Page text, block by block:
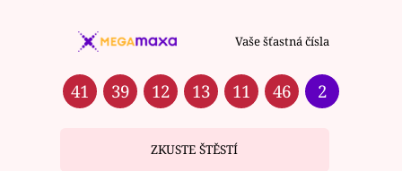
Vaše šťastná čísla
41 39 12 13 11 46 2
ZKUSTE ŠTĚSTÍ